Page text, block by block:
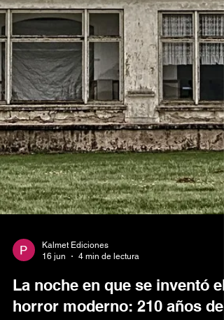
Kalmet Ediciones
16 jun
4 min de lectura